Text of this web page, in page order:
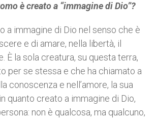
è creato a “immagine di Dio”?
a immagine di Dio nel senso che è
e di amare, nella libertà, il
È la sola creatura, su questa terra,
per se stessa e che ha chiamato a
conoscenza e nell’amore, la sua
quanto creato a immagine di Dio,
non è qualcosa, ma qualcuno,